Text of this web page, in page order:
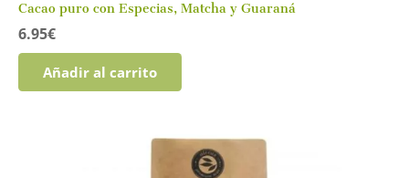
Cacao puro con Especias, Matcha y Guaraná
6.95€
Añadir al carrito